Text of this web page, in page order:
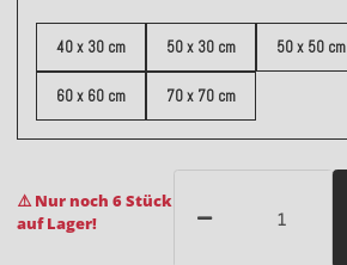
40 x 30 cm 50 x 30 cm 50 x 50 cm
60 x 60 cm 70 x 70 cm
⚠️ Nur noch 6 Stück
auf Lager!